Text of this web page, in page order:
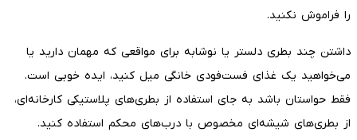
را فراموش نکنید.
داشتن چند بطری دلستر یا نوشابه برای مواقعی که مهمان دارید یا
می‌خواهید یک غذای فست‌فودی خانگی میل کنید، ایده خوبی است.
فقط حواستان باشد به جای استفاده از بطری‌های پلاستیکی کارخانه‌ای،
از بطری‌های شیشه‌ای مخصوص با درب‌های محکم استفاده کنید.